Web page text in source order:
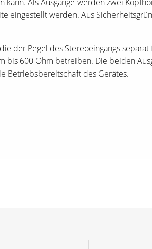
eingestellt werden. Aus
der Pegel des Stereoeingangs
bis 600 Ohm betreiben. Die beiden
Betriebsbereitschaft des Gerätes.